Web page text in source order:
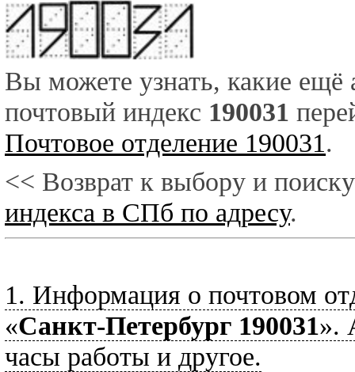
Вы можете узнать, какие ещё
почтовый индекс 190031
Почтовое отделение 190031.
<< Возврат к выбору и
индекса в СПб по адресу.
1. Информация о почтовом
«Санкт-Петербург 190031».
часы работы и другое.